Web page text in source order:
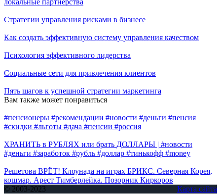
локальные партнёрства
Стратегии управления рисками в бизнесе
Как создать эффективную систему управления качеством
Психология эффективного лидерства
Социальные сети для привлечения клиентов
Пять шагов к успешной стратегии маркетинга
Вам также может понравиться
#пенсионеры #рекомендации #новости #деньги #пенсия
#скидки #льготы #дача #пенсии #россия
ХРАНИТЬ в РУБЛЯХ или брать ДОЛЛАРЫ | #новости
#деньги #заработок #рубль #доллар #тинькофф #money
Решетова ВРЁТ! Клоунада на играх БРИКС. Северная Корея,
кошмар. Арест Тимберлейка. Позорник Киркоров
© 2003-2023
Карта сайта